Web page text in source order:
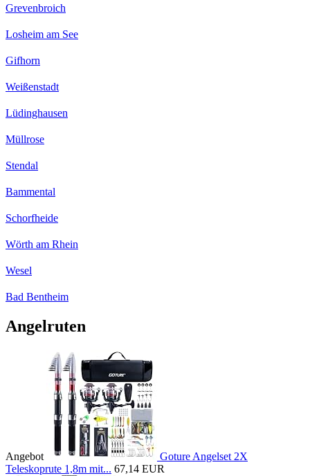
Grevenbroich
Losheim am See
Gifhorn
Weißenstadt
Lüdinghausen
Müllrose
Stendal
Bammental
Schorfheide
Wörth am Rhein
Wesel
Bad Bentheim
Angelruten
Angebot
Goture Angelset 2X
Teleskoprute 1,8m mit... 67,14 EUR